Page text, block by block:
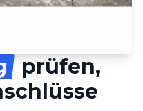
prüfen,